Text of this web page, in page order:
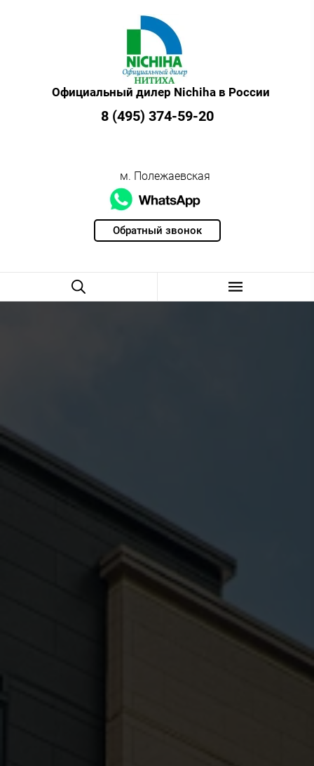
Обратный звонок
Официальный дилер Nichiha в России
8 (495) 374-59-20
м. Полежаевская